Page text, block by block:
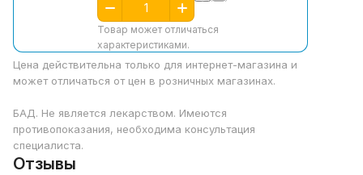
Товар может отличаться
характеристиками.
Цена действительна только для интернет-магазина и
может отличаться от цен в розничных магазинах.
БАД. Не является лекарством. Имеются
противопоказания, необходима консультация
специалиста.
Отзывы